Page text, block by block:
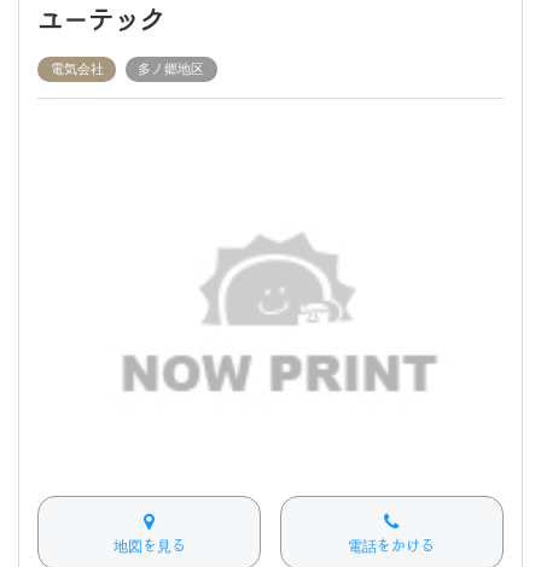
ユーテック
電気会社 多ノ郷地区
地図を見る 電話をかける